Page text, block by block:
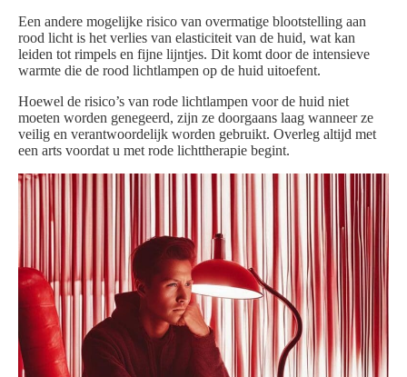
Een andere mogelijke risico van overmatige blootstelling aan
rood licht is het verlies van elasticiteit van de huid, wat kan
leiden tot rimpels en fijne lijntjes. Dit komt door de intensieve
warmte die de rood lichtlampen op de huid uitoefent.
Hoewel de risico’s van rode lichtlampen voor de huid niet
moeten worden genegeerd, zijn ze doorgaans laag wanneer ze
veilig en verantwoordelijk worden gebruikt. Overleg altijd met
een arts voordat u met rode lichttherapie begint.